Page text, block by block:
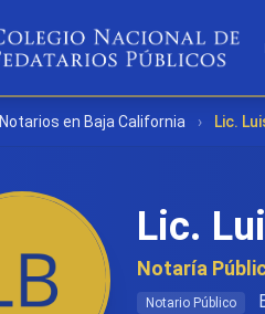
Notarios en Baja California › Lic.
Lic.
Notaría
Notario Público